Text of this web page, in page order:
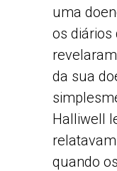
uma
os diários
da sua
Halliwell
quando